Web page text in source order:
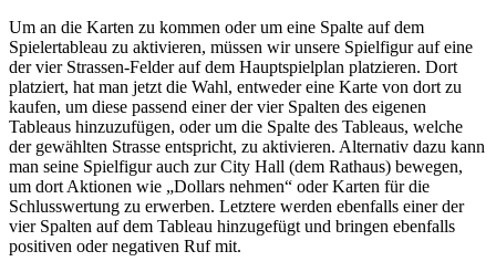
Um an die Karten zu kommen oder um eine Spalte auf dem
Spielertableau zu aktivieren, müssen wir unsere Spielfigur auf eine
der vier Strassen-Felder auf dem Hauptspielplan platzieren. Dort
platziert, hat man jetzt die Wahl, entweder eine Karte von dort zu
kaufen, um diese passend einer der vier Spalten des eigenen
Tableaus hinzuzufügen, oder um die Spalte des Tableaus, welche
der gewählten Strasse entspricht, zu aktivieren. Alternativ dazu kann
man seine Spielfigur auch zur City Hall (dem Rathaus) bewegen,
um dort Aktionen wie „Dollars nehmen“ oder Karten für die
Schlusswertung zu erwerben. Letztere werden ebenfalls einer der
vier Spalten auf dem Tableau hinzugefügt und bringen ebenfalls
positiven oder negativen Ruf mit.